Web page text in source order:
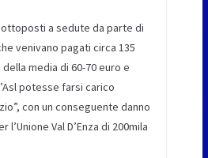
a sedute da parte di
venivano pagati circa 135
media di 60-70 euro e
potesse farsi carico
con un conseguente danno
l’Unione Val D’Enza di 200mila